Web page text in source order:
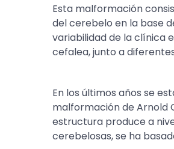
Esta malformación
del cerebelo en la base
variabilidad de la clínica
cefalea, junto a
En los últimos años se
malformación de Arnold
estructura produce a
cerebelosas, se ha